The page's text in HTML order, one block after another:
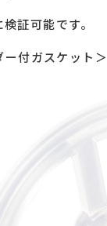
証可能です。
ー付ガスケット＞